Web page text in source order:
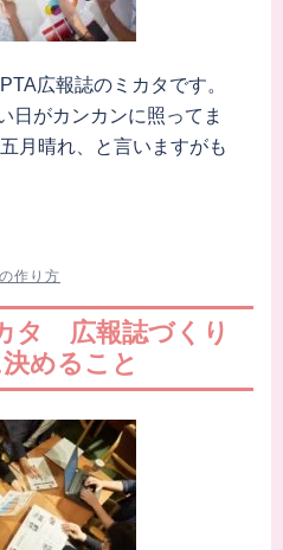
広報誌のミカタです。
日がカンカンに照ってま
月晴れ、と言いますがも
作り方
タ 広報誌づくり
めること